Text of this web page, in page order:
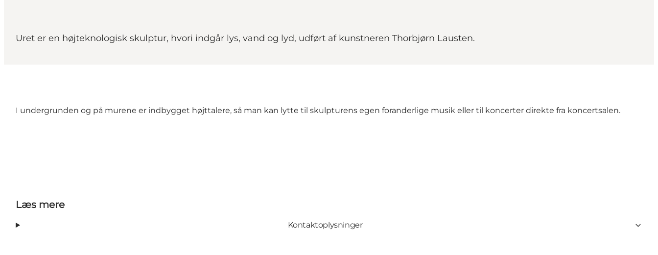
Uret er en højteknologisk skulptur, hvori indgår lys, vand og lyd, udført af kunstneren Thorbjørn Lausten.
I undergrunden og på murene er indbygget højttalere, så man kan lytte til skulpturens egen foranderlige musik eller til koncerter direkte fra koncertsalen.
Læs mere
Kontaktoplysninger